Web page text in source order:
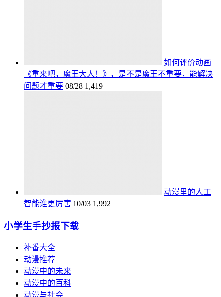
如何评价动画
《重来吧，魔王大人！》，是不是魔王不重要，能解决
问题才重要 08/28 1,419
动漫里的人工
智能谁更厉害 10/03 1,992
小学生手抄报下载
补番大全
动漫推荐
动漫中的未来
动漫中的百科
动漫与社会